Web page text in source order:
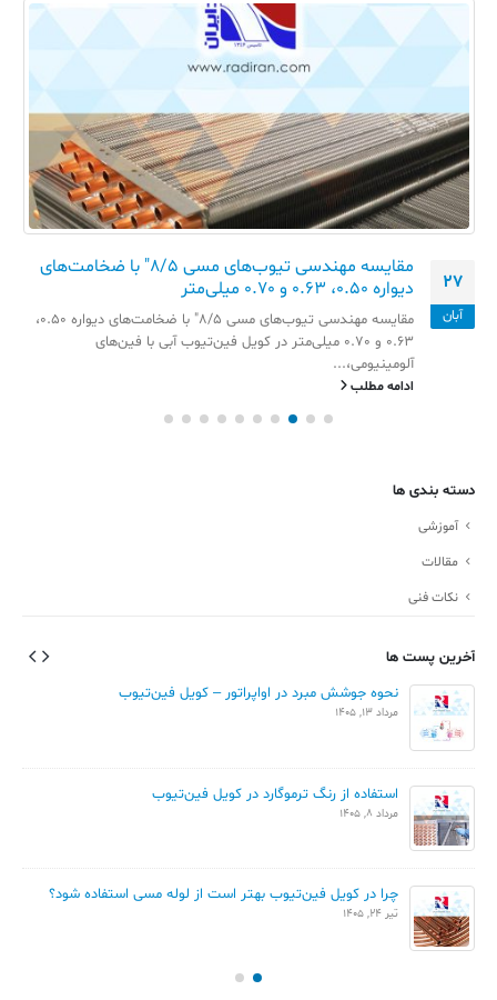
27
آبان
مقایسه مهندسی تیوب‌های مسی 8/5″ با ضخامت‌های
دیواره 0.50، 0.63 و 0.70 میلی‌متر
مقایسه مهندسی تیوب‌های مسی 8/5" با ضخامت‌های دیواره 0.50،
0.63 و 0.70 میلی‌متر در کویل فین‌تیوب آبی با فین‌های
آلومینیومی،...
ادامه مطلب
دسته بندی ها
آموزشی
مقالات
نکات فنی
آخرین پست ها
نحوه جوشش مبرد در اواپراتور – کویل فین‌تیوب
مرداد 13, 1405
استفاده از رنگ ترموگارد در کویل فین‌تیوب
مرداد 8, 1405
چرا در کویل فین‌تیوب بهتر است از لوله مسی استفاده شود؟
تیر 24, 1405